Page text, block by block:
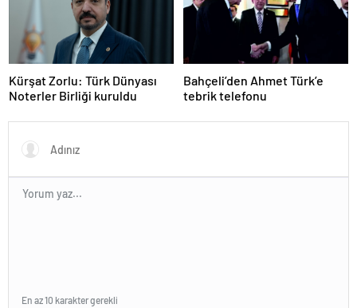
Kürşat Zorlu: Türk Dünyası
Noterler Birliği kuruldu
Bahçeli’den Ahmet Türk’e
tebrik telefonu
En az 10 karakter gerekli